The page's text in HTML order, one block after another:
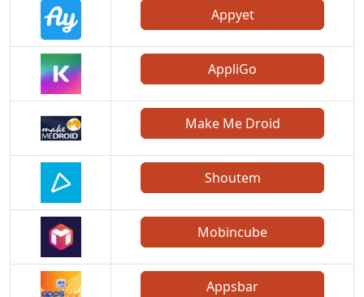
Appyet
AppliGo
Make Me Droid
Shoutem
Mobincube
Appsbar